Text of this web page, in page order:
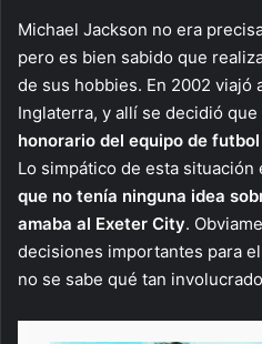
Michael Jackson no era
pero es bien sabido que
de sus hobbies. En 2002 viajó
Inglaterra, y allí se decidió
honorario del equipo de
Lo simpático de esta situación
que no tenía ninguna idea
amaba al Exeter City.
decisiones importantes para
no se sabe qué tan